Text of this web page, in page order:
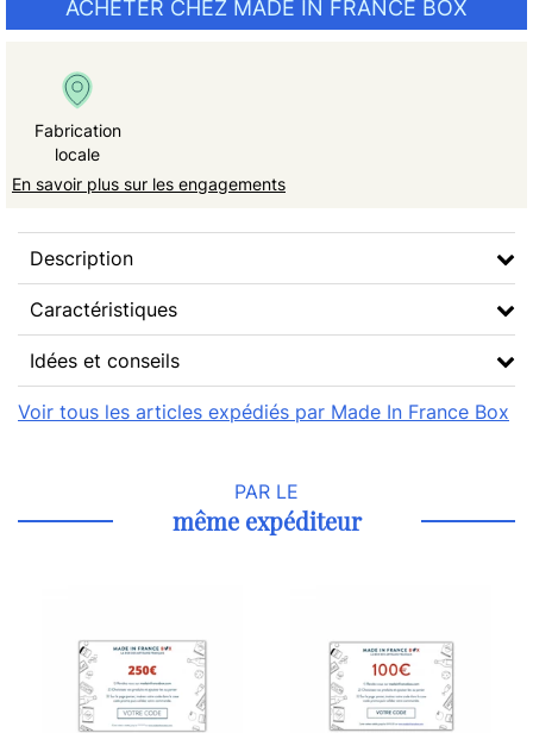
ACHETER CHEZ MADE IN FRANCE BOX
Fabrication
locale
En savoir plus sur les engagements
Description
Caractéristiques
Idées et conseils
Voir tous les articles expédiés par Made In France Box
PAR LE
même expéditeur